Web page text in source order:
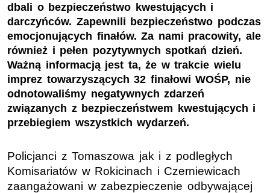
dbali o bezpieczeństwo kwestujących i
darczyńców. Zapewnili bezpieczeństwo podczas
emocjonujących finałów. Za nami pracowity, ale
również i pełen pozytywnych spotkań dzień.
Ważną informacją jest ta, że w trakcie wielu
imprez towarzyszących 32 finałowi WOŚP, nie
odnotowaliśmy negatywnych zdarzeń
związanych z bezpieczeństwem kwestujących i
przebiegiem wszystkich wydarzeń.
Policjanci z Tomaszowa jak i z podległych
Komisariatów w Rokicinach i Czerniewicach
zaangażowani w zabezpieczenie odbywającej